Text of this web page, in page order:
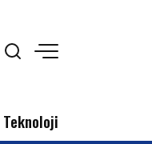
Teknoloji